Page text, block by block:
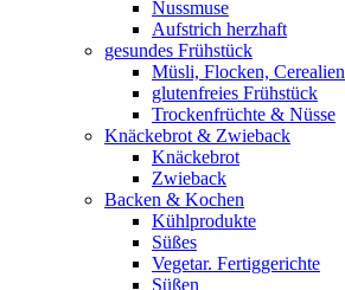
Nussmuse
Aufstrich herzhaft
gesundes Frühstück
Müsli, Flocken, Cerealien
glutenfreies Frühstück
Trockenfrüchte & Nüsse
Knäckebrot & Zwieback
Knäckebrot
Zwieback
Backen & Kochen
Kühlprodukte
Süßes
Vegetar. Fertiggerichte
Süßen